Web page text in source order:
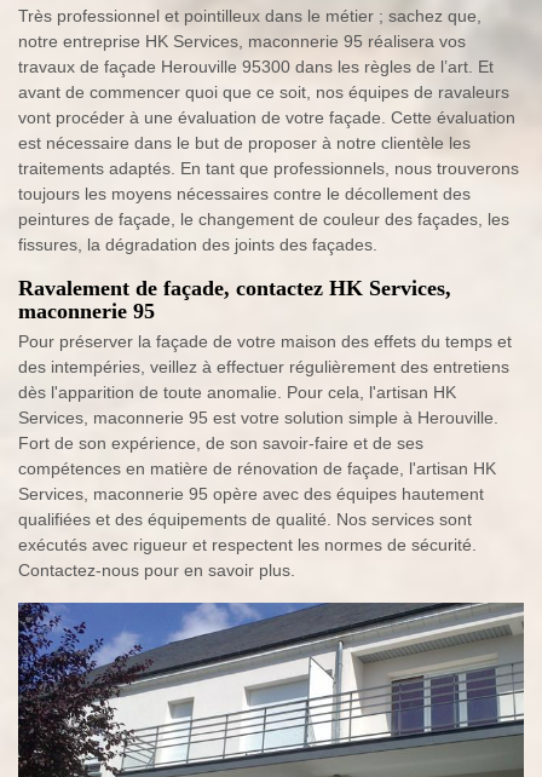
Très professionnel et pointilleux dans le métier ; sachez que,
notre entreprise HK Services, maconnerie 95 réalisera vos
travaux de façade Herouville 95300 dans les règles de l’art. Et
avant de commencer quoi que ce soit, nos équipes de ravaleurs
vont procéder à une évaluation de votre façade. Cette évaluation
est nécessaire dans le but de proposer à notre clientèle les
traitements adaptés. En tant que professionnels, nous trouverons
toujours les moyens nécessaires contre le décollement des
peintures de façade, le changement de couleur des façades, les
fissures, la dégradation des joints des façades.
Ravalement de façade, contactez HK Services,
maconnerie 95
Pour préserver la façade de votre maison des effets du temps et
des intempéries, veillez à effectuer régulièrement des entretiens
dès l'apparition de toute anomalie. Pour cela, l'artisan HK
Services, maconnerie 95 est votre solution simple à Herouville.
Fort de son expérience, de son savoir-faire et de ses
compétences en matière de rénovation de façade, l'artisan HK
Services, maconnerie 95 opère avec des équipes hautement
qualifiées et des équipements de qualité. Nos services sont
exécutés avec rigueur et respectent les normes de sécurité.
Contactez-nous pour en savoir plus.